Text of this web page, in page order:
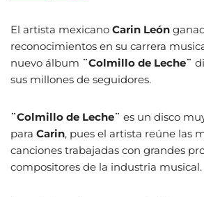
El artista mexicano Carin León
reconocimientos en su carrera
nuevo álbum ¨Colmillo de Leche¨
sus millones de seguidores.
¨Colmillo de Leche¨ es un disco
para Carin, pues el artista reúne las
canciones trabajadas con grandes
compositores de la industria musical.